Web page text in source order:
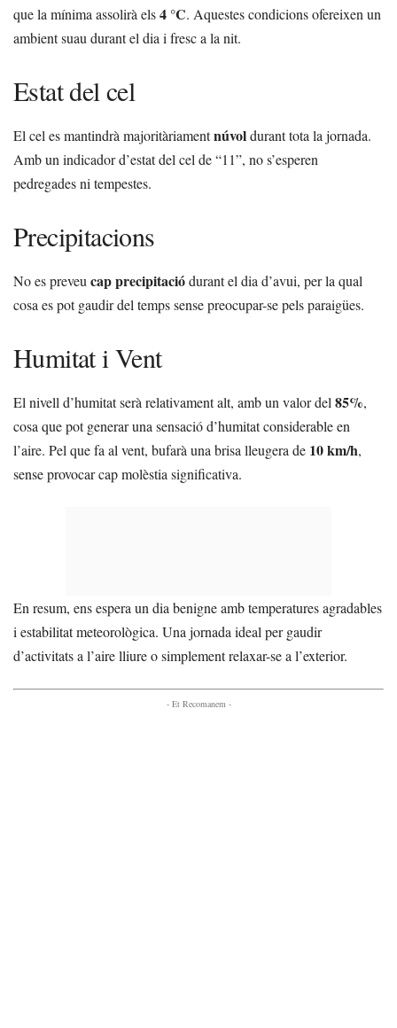
que la mínima assolirà els4 °C. Aquestes condicions ofereixen un
ambient suau durant el dia i fresc a la nit.
Estat del cel
El cel es mantindrà majoritàriamentnúvoldurant tota la jornada.
Amb un indicador d’estat del cel de “11”, no s’esperen
pedregades ni tempestes.
Precipitacions
No es preveu cap precipitaciódurant el dia d’avui, per la qual
cosa es pot gaudir del temps sense preocupar-se pels paraigües.
Humitat i Vent
El nivell d’humitat serà relativament alt, amb un valor del 85%,
cosa que pot generar una sensació d’humitat considerable en
l’aire. Pel que fa al vent, bufarà una brisa lleugera de 10 km/h,
sense provocar cap molèstia significativa.
En resum, ens espera un dia benigne amb temperatures agradables
i estabilitat meteorològica. Una jornada ideal per gaudir
d’activitats a l’aire lliure o simplement relaxar-se a l’exterior.
- Et Recomanem -